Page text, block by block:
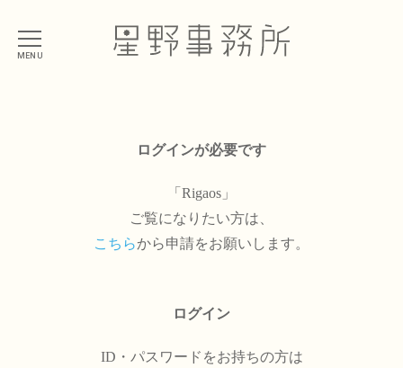
ログインが必要です
「Rigaos」
ご覧になりたい方は、
こちらから申請をお願いします。
ログイン
ID・パスワードをお持ちの方は
MENU